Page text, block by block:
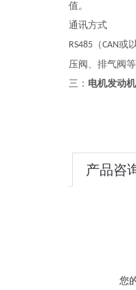
值。
通讯方式
RS485 （CAN或
压阀、排气阀
三： 电机发动
产品咨
您